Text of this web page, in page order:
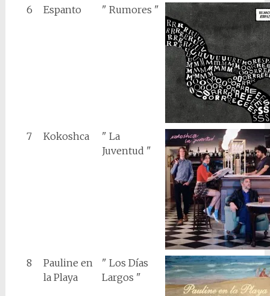
6 Espanto " Rumores "
7 Kokoshca
" La
Juventud "
8
Pauline en
la Playa
" Los Días
Largos "